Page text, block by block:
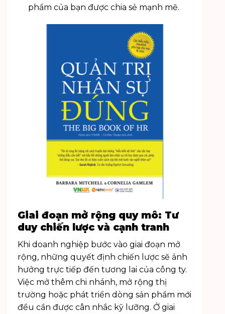
phẩm của bạn được chia sẻ mạnh mẽ.
Giai đoạn mở rộng quy mô: Tư
duy chiến lược và cạnh tranh
Khi doanh nghiệp bước vào giai đoạn mở
rộng, những quyết định chiến lược sẽ ảnh
hưởng trực tiếp đến tương lai của công ty.
Việc mở thêm chi nhánh, mở rộng thị
trường hoặc phát triển dòng sản phẩm mới
đều cần được cân nhắc kỹ lưỡng. Ở giai